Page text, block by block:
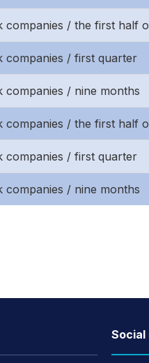
/ the first half
/ first quarter
/ nine months
/ the first half
/ first quarter
/ nine months